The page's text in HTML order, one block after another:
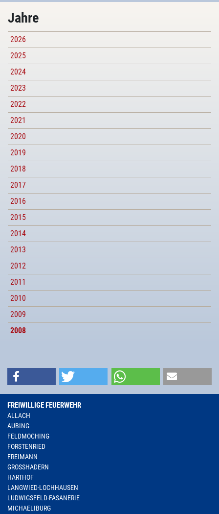
Jahre
2026
2025
2024
2023
2022
2021
2020
2019
2018
2017
2016
2015
2014
2013
2012
2011
2010
2009
2008
FREIWILLIGE FEUERWEHR
ALLACH
AUBING
FELDMOCHING
FORSTENRIED
FREIMANN
GROSSHADERN
HARTHOF
LANGWIED-LOCHHAUSEN
LUDWIGSFELD-FASANERIE
MICHAELIBURG